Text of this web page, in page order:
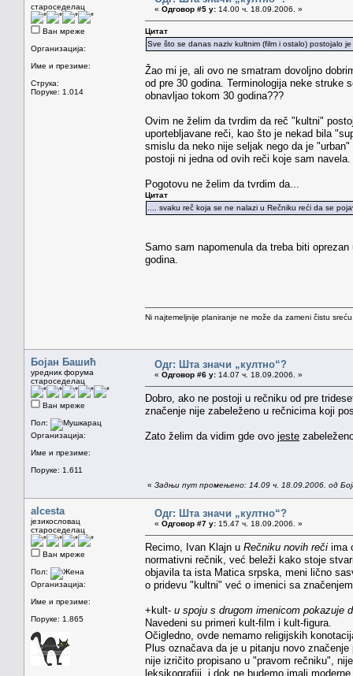
староседелац
Ван мреже
Организација:
Име и презиме:
Струка:
Поруке: 1.014
« Одговор #5 у: 14.00 ч. 18.09.2006. »
Цитат
Sve što se danas naziv kultnim (film i ostalo) postojalo
Žao mi je, ali ovo ne smatram dovoljno
od pre 30 godina. Terminologija neke
obnavljao tokom 30 godina???
Ovim ne želim da tvrdim da reč "kultni"
uportebljavane reči, kao što je nekad bila
smislu da neko nije seljak nego da je
postoji ni jedna od ovih reči koje sam navela.
Pogotovu ne želim da tvrdim da...
Цитат
.... svaku reč koja se ne nalazi u Rečniku reći da se
Samo sam napomenula da treba biti
godina.
Ni najtemeljnije planiranje ne može da zameni čistu
Бојан Башић
уредник форума
староседелац
Ван мреже
Пол:
Организација:
Име и презиме:
Поруке: 1.611
Одг: Шта значи „култно“?
« Одговор #6 у: 14.07 ч. 18.09.2006. »
Dobro, ako ne postoji u rečniku od pre
značenje nije zabeleženo u rečnicima koji
Zato želim da vidim gde ovo jeste
« Задњи пут промењено: 14.09 ч. 18.09.2006. од
alcesta
језикословац
староседелац
Ван мреже
Пол:
Организација:
Име и презиме:
Поруке: 1.865
Одг: Шта значи „култно“?
« Одговор #7 у: 15.47 ч. 18.09.2006. »
Recimo, Ivan Klajn u Rečniku novih reči ima
normativni rečnik, već beleži kako stoje
objavila ta ista Matica srpska, meni lično
o pridevu "kultni" već o imenici sa
+kult- u spoju s drugom imenicom pokazuje
Navedeni su primeri kult-film i kult-figura.
Očigledno, ovde nemamo religijskih
Plus označava da je u pitanju novo
nije izričito propisano u "pravom rečniku",
leksikografiji, i dok ne budemo imali